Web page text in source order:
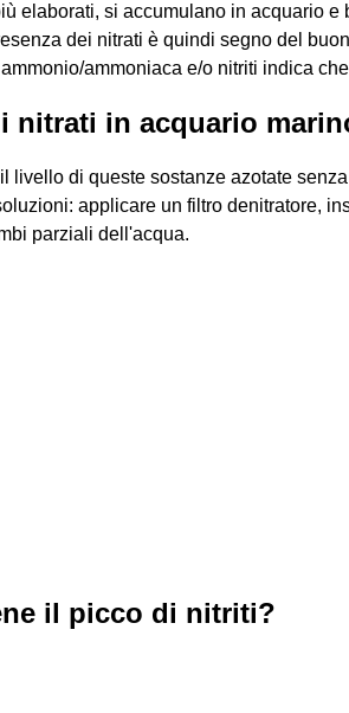
elaborati, si accumulano in acquario
dei nitrati è quindi segno del
ammoniaca e/o nitriti indica
nitrati in acquario
livello di queste sostanze azotate
applicare un filtro denitratore,
parziali dell'acqua.
il picco di nitriti?